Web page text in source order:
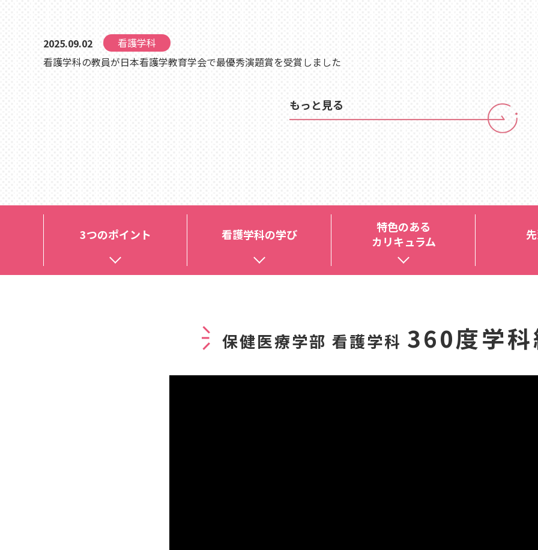
2025.09.02
看護学科
看護学科の教員が日本看護学教育学会で最優秀演題賞を受賞しました
もっと見る
3つのポイント 看護学科の学び
特色のある
カリキュラム
保健医療学部 看護学科 360度学